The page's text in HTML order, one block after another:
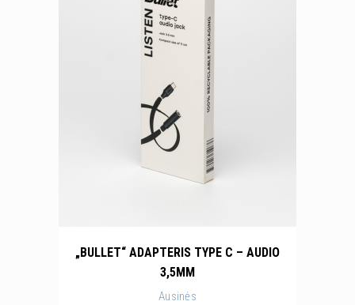
„BULLET“ ADAPTERIS TYPE C – AUDIO
3,5MM
Ausinės